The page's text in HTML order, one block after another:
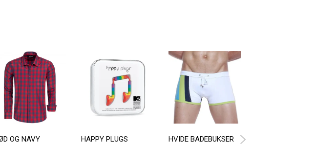
OG NAVY
HAPPY PLUGS
HVIDE BADEBUKSER